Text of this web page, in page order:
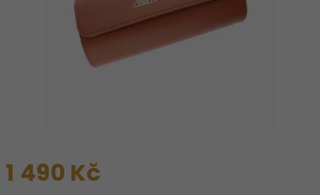
1 490 Kč